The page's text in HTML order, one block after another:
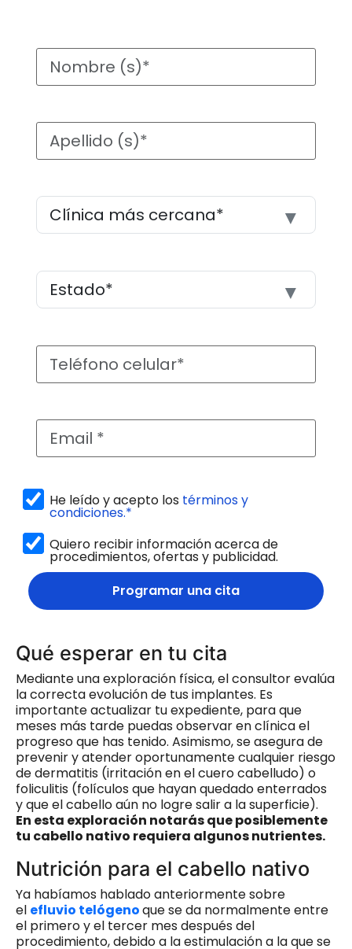
He leído y acepto los términos y
condiciones.*
Quiero recibir información acerca de
procedimientos, ofertas y publicidad.
Programar una cita
Qué esperar en tu cita
Mediante una exploración física, el consultor evalúa
la correcta evolución de tus implantes. Es
importante actualizar tu expediente, para que
meses más tarde puedas observar en clínica el
progreso que has tenido. Asimismo, se asegura de
prevenir y atender oportunamente cualquier riesgo
de dermatitis (irritación en el cuero cabelludo) o
foliculitis (folículos que hayan quedado enterrados
y que el cabello aún no logre salir a la superficie).
En esta exploración notarás que posiblemente
tu cabello nativo requiera algunos nutrientes.
Nutrición para el cabello nativo
Ya habíamos hablado anteriormente sobre
el efluvio telógenoque se da normalmente entre
el primero y el tercer mes después del
procedimiento, debido a la estimulación a la que se